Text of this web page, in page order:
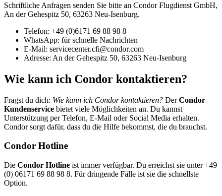
Schriftliche Anfragen senden Sie bitte an Condor Flugdienst GmbH,
An der Gehespitz 50, 63263 Neu-Isenburg.
Telefon: +49 (0)6171 69 88 98 8
WhatsApp: für schnelle Nachrichten
E-Mail: servicecenter.cfi@condor.com
Adresse: An der Gehespitz 50, 63263 Neu-Isenburg
Wie kann ich Condor kontaktieren?
Fragst du dich: Wie kann ich Condor kontaktieren? DerCondor
Kundenservice bietet viele Möglichkeiten an. Du kannst
Unterstützung per Telefon, E-Mail oder Social Media erhalten.
Condor sorgt dafür, dass du die Hilfe bekommst, die du brauchst.
Condor Hotline
Die Condor Hotline ist immer verfügbar. Du erreichst sie unter +49
(0) 06171 69 88 98 8. Für dringende Fälle ist sie die schnellste
Option.